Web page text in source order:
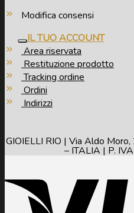
Modifica consensi
IL TUO ACCOUNT
Area riservata
Restituzione prodotto
Tracking ordine
Ordini
Indirizzi
GIOIELLI RIO | Via Aldo
– ITALIA | P.